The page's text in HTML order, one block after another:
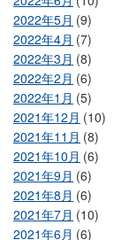
2022年5月 (9)
2022年4月 (7)
2022年3月 (8)
2022年2月 (6)
2022年1月 (5)
2021年12月 (10)
2021年11月 (8)
2021年10月 (6)
2021年9月 (6)
2021年8月 (6)
2021年7月 (10)
2021年6月 (6)